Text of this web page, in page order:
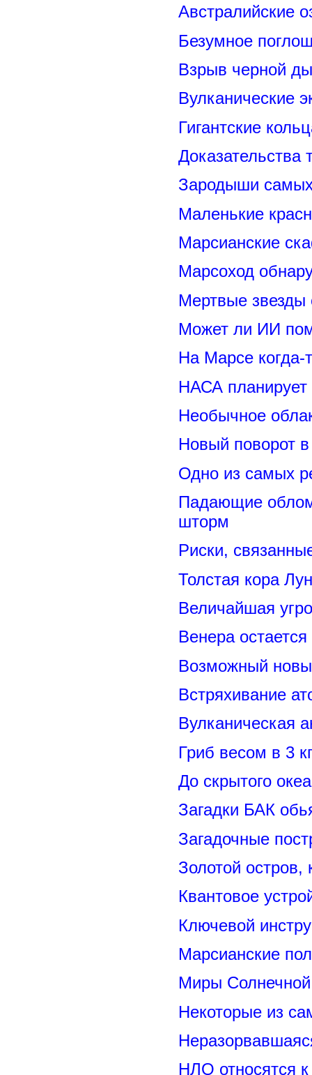
Австралийские
Безумное
Взрыв черной
Вулканические
Гигантские
Доказательства
Зародыши самых
Маленькие
Марсианские
Марсоход
Мертвые звезды
Может ли ИИ
На Марсе когда-
НАСА
Необычное
Новый поворот
Одно из самых
Падающие
шторм
Риски,
Толстая кора
Величайшая
Венера
Возможный
Встряхивание
Вулканическая
Гриб весом в 3
До скрытого
Загадки БАК
Загадочные
Золотой остров,
Квантовое
Ключевой
Марсианские
Миры
Некоторые из
НЛО относятся к